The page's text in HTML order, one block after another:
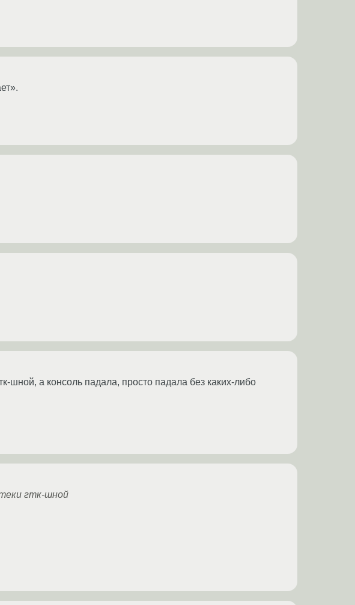
шной, а консоль падала, просто падала без каких-либо
гтк-шной